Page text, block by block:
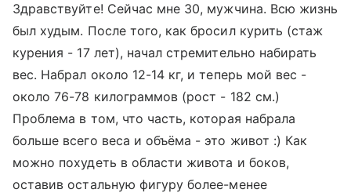
Здравствуйте! Сейчас мне 30, мужчина. Всю жизнь
был худым. После того, как бросил курить (стаж
курения - 17 лет), начал стремительно набирать
вес. Набрал около 12-14 кг, и теперь мой вес -
около 76-78 килограммов (рост - 182 см.)
Проблема в том, что часть, которая набрала
больше всего веса и объёма - это живот :) Как
можно похудеть в области живота и боков,
оставив остальную фигуру более-менее